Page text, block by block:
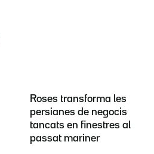
Roses transforma les
persianes de negocis
tancats en finestres al
passat mariner